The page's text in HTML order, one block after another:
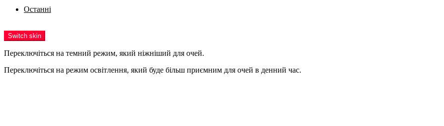
Останні
Switch skin
Переключіться на темний режим, який ніжніший для очей.
Переключіться на режим освітлення, який буде більш приємним для очей в денний час.